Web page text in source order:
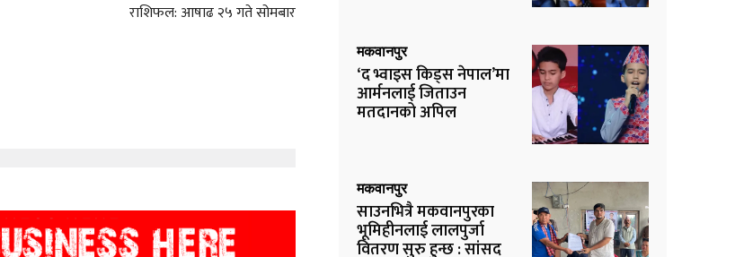
राशिफल: आषाढ २५ गते सोमबार
मकवानपुर
‘द भ्वाइस किड्स नेपाल’मा
आर्मनलाई जिताउन
मतदानको अपिल
मकवानपुर
साउनभित्रै मकवानपुरका
भूमिहीनलाई लालपुर्जा
वितरण सुरु हुन्छ : सांसद